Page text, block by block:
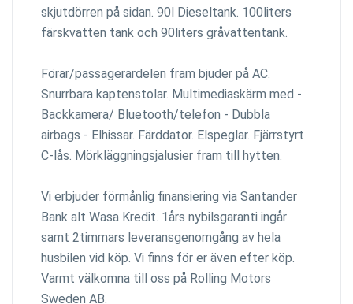
skjutdörren på sidan. 90l Dieseltank. 100liters
färskvatten tank och 90liters gråvattentank.
Förar/passagerardelen fram bjuder på AC.
Snurrbara kaptenstolar. Multimediaskärm med -
Backkamera/ Bluetooth/telefon - Dubbla
airbags - Elhissar. Färddator. Elspeglar. Fjärrstyrt
C-lås. Mörkläggningsjalusier fram till hytten.
Vi erbjuder förmånlig finansiering via Santander
Bank alt Wasa Kredit. 1års nybilsgaranti ingår
samt 2timmars leveransgenomgång av hela
husbilen vid köp. Vi finns för er även efter köp.
Varmt välkomna till oss på Rolling Motors
Sweden AB.